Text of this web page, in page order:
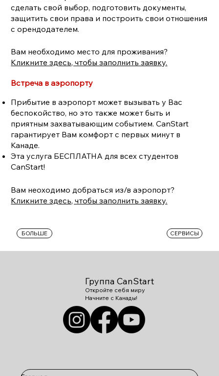
сделать свой выбор, подготовить документы,
защитить свои права и построить свои отношения
с орендодателем.
Вам необходимо место для проживания?
Кликните здесь, чтобы заполнить заявку.
Встреча в аэропорту
Прибытие в аэропорт может вызывать у Вас
беспокойство, но это также может быть и
приятным захватывающим событием. CanStart
гарантирует Вам комфорт с первых минут в
Канаде.
Эта услуга БЕСПЛАТНА для всех студентов
CanStart!
Вам неоходимо добраться из/в аэропорт?
Кликните здесь, чтобы заполнить заявку.
БОЛЬШЕ СЕРВИСЫ
Группа CanStart
Откройте себя миру
Начните с Канады!